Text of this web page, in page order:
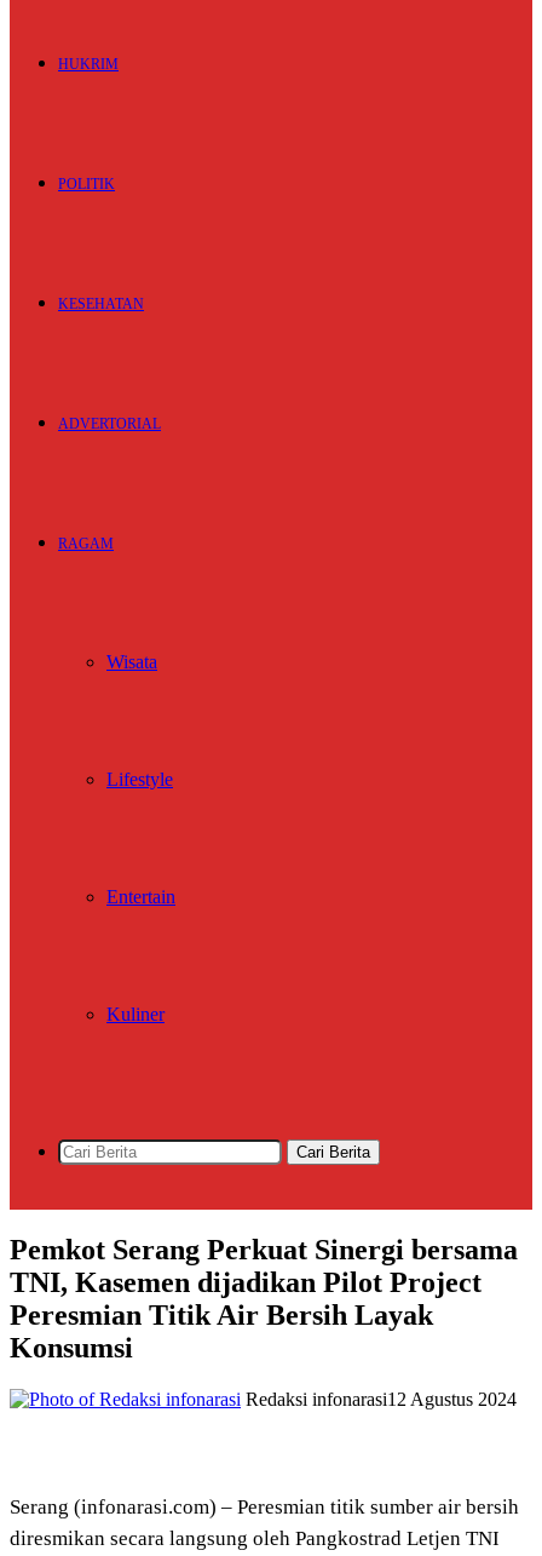
HUKRIM
POLITIK
KESEHATAN
ADVERTORIAL
RAGAM
Wisata
Lifestyle
Entertain
Kuliner
Cari Berita
Pemkot Serang Perkuat Sinergi bersama
TNI, Kasemen dijadikan Pilot Project
Peresmian Titik Air Bersih Layak
Konsumsi
Redaksi infonarasi12 Agustus 2024
Serang (infonarasi.com) – Peresmian titik sumber air bersih
diresmikan secara langsung oleh Pangkostrad Letjen TNI